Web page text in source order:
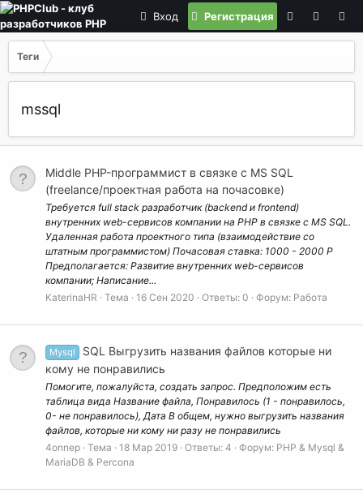
Вход Регистрация
Теги
mssql
Middle PHP-программист в связке с MS SQL
(freelance/проектная работа на почасовке)
Требуется full stack разработчик (backend и frontend)
внутренних web-сервисов компании на PHP в связке с MS SQL.
Удаленная работа проектного типа (взаимодействие со
штатным программистом) Почасовая ставка: 1000 - 2000 Р
Предполагается: Развитие внутренних web-сервисов
компании; Написание...
KaterinaHR
Тема 16 Сен 2020 Ответы: 0 Форум: Работа
Mysql
SQL Выгрузить названия файлов которые ни
кому не понравились
Помогите, пожалуйста, создать запрос. Предположим есть
таблица вида Название файла, Понравилось (1 - понравилось,
0- не понравилось), Дата В общем, нужно выгрузить названия
файлов, которые ни кому ни разу не понравились
4onnep Тема 18 Мар 2019 Ответы: 4 Форум: PHP & Mysql &
MariaDB & Percona